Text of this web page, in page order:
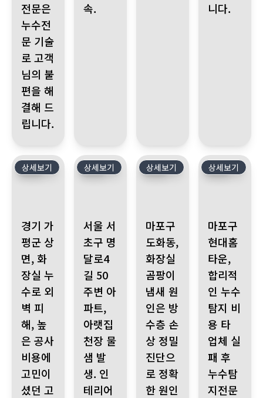
전문은
누수전
문 기술
로 고객
님의 불
편을 해
결해 드
립니다.
속.
니다.
307
상세보기
경기 가
평군 상
면, 화
장실 누
수로 외
벽 피
해, 높
은 공사
비용에
고민이
셨던 고
306
상세보기
서울 서
초구 명
달로4
길 50
주변 아
파트,
아랫집
천장 물
샘 발
생. 인
테리어
305
상세보기
마포구
도화동,
화장실
곰팡이
냄새 원
인은 방
수층 손
상 정밀
진단으
로 정확
한 원인
304
상세보기
마포구
현대홈
타운,
합리적
인 누수
탐지 비
용 타
업체 실
패 후
누수탐
지전문